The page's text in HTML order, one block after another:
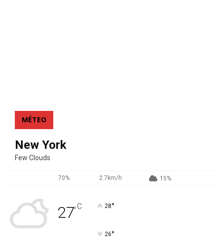
MÉTEO
New York
Few Clouds
70% 2.7km/h 15%
27°C 28°
26°